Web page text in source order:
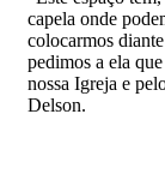
capela onde
colocarmos
pedimos a ela
nossa Igreja e
Delson.